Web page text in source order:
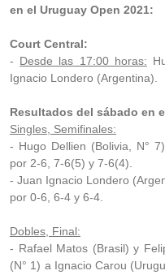
en el Uruguay Open 2021:
Court Central:
- Desde las 17:00 horas:
Ignacio Londero (Argentina).
Resultados del sábado en
Singles, Semifinales:
- Hugo Dellien (Bolivia, N°
por 2-6, 7-6(5) y 7-6(4).
- Juan Ignacio Londero
por 0-6, 6-4 y 6-4.
Dobles, Final:
- Rafael Matos (Brasil) y
(N° 1) a Ignacio Carou